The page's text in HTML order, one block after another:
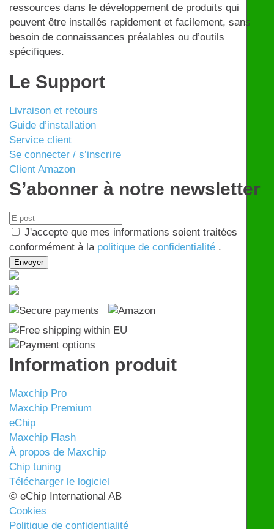
ressources dans le développement de produits qui
peuvent être installés rapidement et facilement, sans
besoin de connaissances préalables ou d’outils
spécifiques.
Le Support
Livraison et retours
Guide d’installation
Service client
Se connecter / s’inscrire
Client Amazon
S’abonner à notre newsletter
J'accepte que mes informations soient traitées
conformément à la politique de confidentialité .
Information produit
Maxchip Pro
Maxchip Premium
eChip
Maxchip Flash
À propos de Maxchip
Chip tuning
Télécharger le logiciel
© eChip International AB
Cookies
Politique de confidentialité